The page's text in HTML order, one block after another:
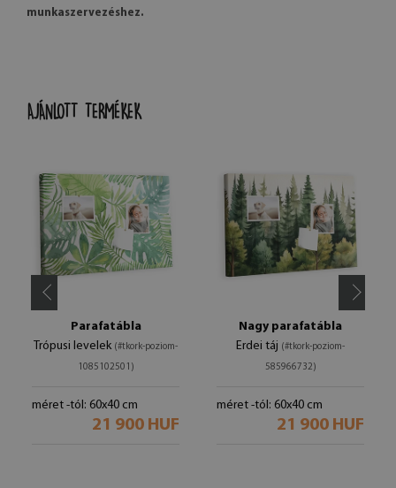
munkaszervezéshez.
AJÁNLOTT TERMÉKEK
Parafatábla
Trópusi levelek (#tkork-poziom-
1085102501)
méret -tól: 60x40 cm
21 900 HUF
Nagy parafatábla
Erdei táj (#tkork-poziom-
585966732)
méret -tól: 60x40 cm
21 900 HUF